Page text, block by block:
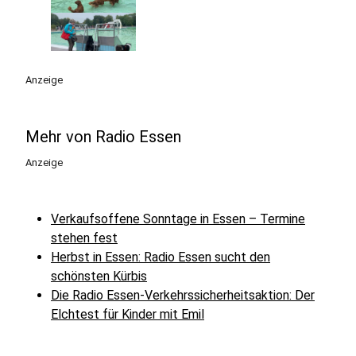
Anzeige
Mehr von Radio Essen
Anzeige
Verkaufsoffene Sonntage in Essen – Termine
stehen fest
Herbst in Essen: Radio Essen sucht den
schönsten Kürbis
Die Radio Essen-Verkehrssicherheitsaktion: Der
Elchtest für Kinder mit Emil